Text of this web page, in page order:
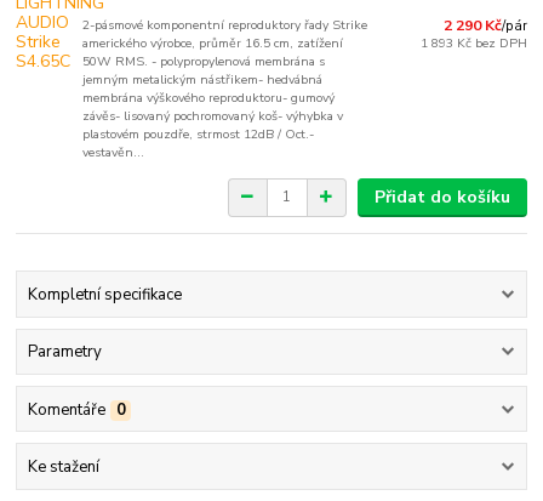
2-pásmové komponentní reproduktory řady Strike
amerického výrobce, průměr 16.5 cm, zatížení
50W RMS. - polypropylenová membrána s
jemným metalickým nástřikem- hedvábná
membrána výškového reproduktoru- gumový
závěs- lisovaný pochromovaný koš- výhybka v
plastovém pouzdře, strmost 12dB / Oct.-
vestavěn...
2 290 Kč/pár
1 893 Kč bez DPH
Přidat do košíku
Kompletní specifikace
Parametry
Komentáře 0
Ke stažení